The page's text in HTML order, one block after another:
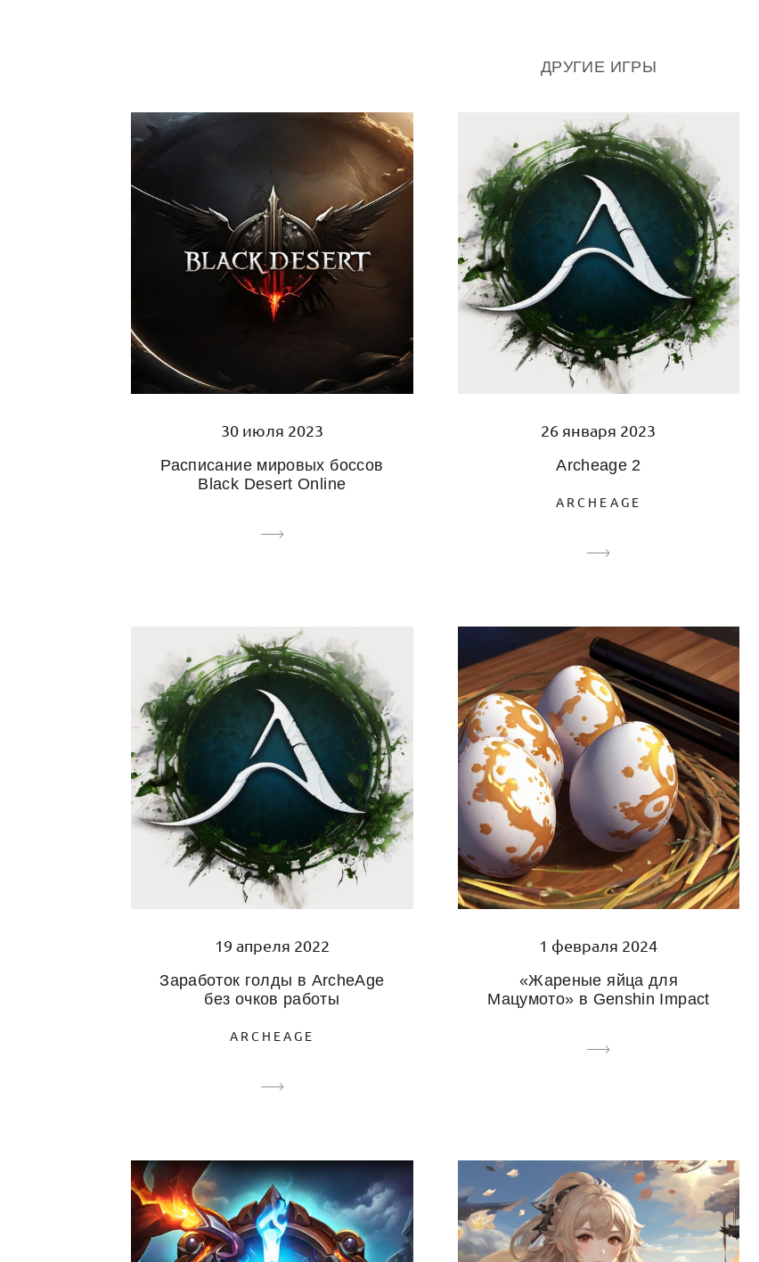
ДРУГИЕ ИГРЫ
30 июля 2023
Расписание мировых боссов
Black Desert Online
26 января 2023
Archeage 2
ARCHEAGE
19 апреля 2022
Заработок голды в ArcheAge
без очков работы
ARCHEAGE
1 февраля 2024
«Жареные яйца для
Мацумото» в Genshin Impact